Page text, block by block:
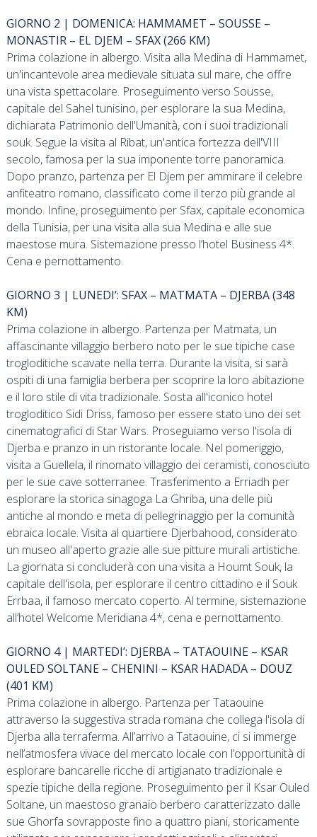
GIORNO 2 | DOMENICA: HAMMAMET – SOUSSE –
MONASTIR – EL DJEM – SFAX (266 KM)
Prima colazione in albergo. Visita alla Medina di Hammamet,
un'incantevole area medievale situata sul mare, che offre
una vista spettacolare. Proseguimento verso Sousse,
capitale del Sahel tunisino, per esplorare la sua Medina,
dichiarata Patrimonio dell'Umanità, con i suoi tradizionali
souk. Segue la visita al Ribat, un'antica fortezza dell'VIII
secolo, famosa per la sua imponente torre panoramica.
Dopo pranzo, partenza per El Djem per ammirare il celebre
anfiteatro romano, classificato come il terzo più grande al
mondo. Infine, proseguimento per Sfax, capitale economica
della Tunisia, per una visita alla sua Medina e alle sue
maestose mura. Sistemazione presso l’hotel Business 4*.
Cena e pernottamento.
GIORNO 3 | LUNEDI’: SFAX – MATMATA – DJERBA (348
KM)
Prima colazione in albergo. Partenza per Matmata, un
affascinante villaggio berbero noto per le sue tipiche case
trogloditiche scavate nella terra. Durante la visita, si sarà
ospiti di una famiglia berbera per scoprire la loro abitazione
e il loro stile di vita tradizionale. Sosta all'iconico hotel
trogloditico Sidi Driss, famoso per essere stato uno dei set
cinematografici di Star Wars. Proseguiamo verso l'isola di
Djerba e pranzo in un ristorante locale. Nel pomeriggio,
visita a Guellela, il rinomato villaggio dei ceramisti, conosciuto
per le sue cave sotterranee. Trasferimento a Erriadh per
esplorare la storica sinagoga La Ghriba, una delle più
antiche al mondo e meta di pellegrinaggio per la comunità
ebraica locale. Visita al quartiere Djerbahood, considerato
un museo all'aperto grazie alle sue pitture murali artistiche.
La giornata si concluderà con una visita a Houmt Souk, la
capitale dell'isola, per esplorare il centro cittadino e il Souk
Errbaa, il famoso mercato coperto. Al termine, sistemazione
all’hotel Welcome Meridiana 4*, cena e pernottamento.
GIORNO 4 | MARTEDI’: DJERBA – TATAOUINE – KSAR
OULED SOLTANE – CHENINI – KSAR HADADA – DOUZ
(401 KM)
Prima colazione in albergo. Partenza per Tataouine
attraverso la suggestiva strada romana che collega l'isola di
Djerba alla terraferma. All’arrivo a Tataouine, ci si immerge
nell’atmosfera vivace del mercato locale con l’opportunità di
esplorare bancarelle ricche di artigianato tradizionale e
spezie tipiche della regione. Proseguimento per il Ksar Ouled
Soltane, un maestoso granaio berbero caratterizzato dalle
sue Ghorfa sovrapposte fino a quattro piani, storicamente